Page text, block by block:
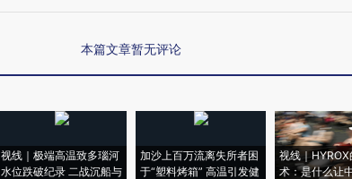
本篇文章暂无评论
视线｜极端高温致多瑙河
水位跌破纪录 二战沉船与
加沙上百万流离失所者困
于“塑料烤箱” 高温引发健
视线｜
术：是什么让